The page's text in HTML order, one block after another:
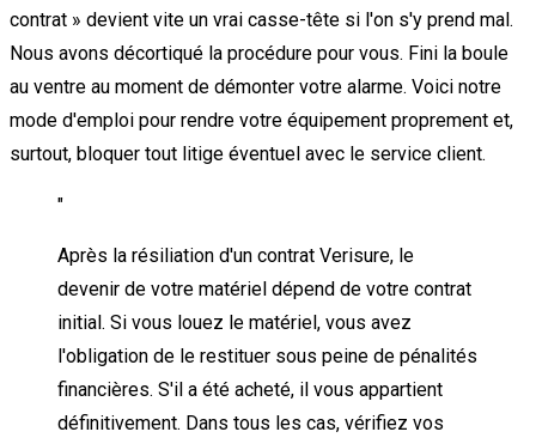
contrat » devient vite un vrai casse-tête si l'on s'y prend mal.
Nous avons décortiqué la procédure pour vous. Fini la boule
au ventre au moment de démonter votre alarme. Voici notre
mode d'emploi pour rendre votre équipement proprement et,
surtout, bloquer tout litige éventuel avec le service client.
"
Après la résiliation d'un contrat Verisure, le
devenir de votre matériel dépend de votre contrat
initial. Si vous louez le matériel, vous avez
l'obligation de le restituer sous peine de pénalités
financières. S'il a été acheté, il vous appartient
définitivement. Dans tous les cas, vérifiez vos